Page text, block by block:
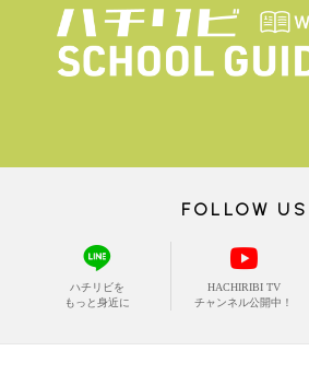
FOLLOW US
ハチリビを
もっと身近に
HACHIRIBI TV
チャンネル公開中！